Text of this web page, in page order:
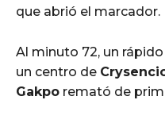
que abrió el marcador.
Al minuto 72, un
un centro de
Gakpo remató de